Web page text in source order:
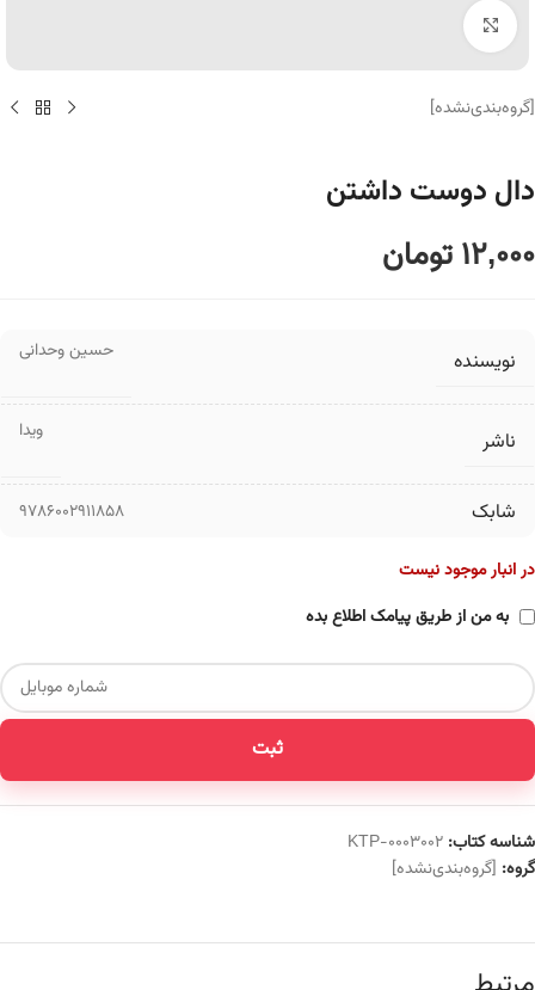
برای بزرگنمایی کلیک کنید
[گروه‌بندی‌نشده]
دال دوست داشتن
12,000تومان
نویسنده حسین وحدانی
ناشر ویدا
شابک 9786002911858
در انبار موجود نیست
به من از طریق پیامک اطلاع بده
ثبت
شناسه کتاب: KTP-0003002
گروه: [گروه‌بندی‌نشده]